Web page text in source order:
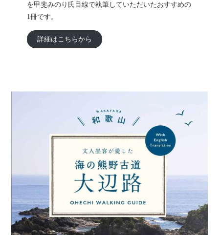
を甲斐みのり氏目線で執筆していただいたおすすめの
1冊です。
詳細はこちらから